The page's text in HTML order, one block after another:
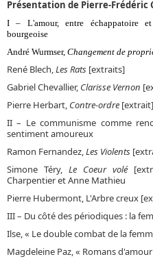
Présentation de Pierre-Frédéric
I – L'amour, entre échappatoire
bourgeoise
André Wurmser, Changement de
René Blech,Les Rats [extraits]
Gabriel Chevallier, Clarisse Vernon
Pierre Herbart, Contre-ordre
II – Le communisme comme
sentiment amoureux
Ramon Fernandez,Les Violents
Simone Téry, Le Coeur volé
Charpentier et Anne Mathieu
Pierre Hubermont, L'Arbre creux
III – Du côté des périodiques : la
Ilse, « Le double combat de la
Magdeleine Paz, « Romans